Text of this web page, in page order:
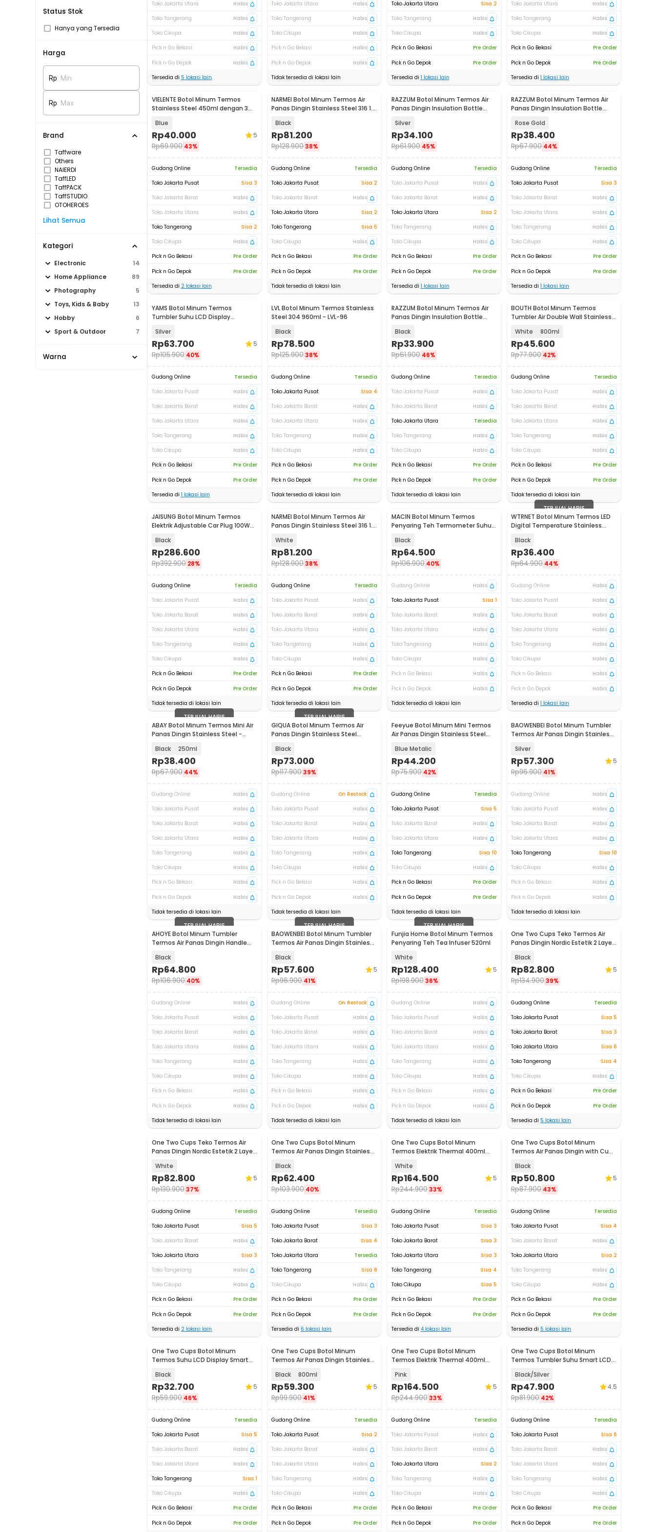
Status Stok
Hanya yang Tersedia
Harga
Rp Min
Rp Max
Brand
Taffware
Others
NAIERDI
TaffLED
TaffPACK
TaffSTUDIO
OTOHEROES
Lihat Semua
Kategori
Electronic
14
Home Appliance
89
Photography
5
Toys, Kids & Baby
13
Hobby
6
Sport & Outdoor
7
Warna
Toko Jakarta Utara
Habis
Toko Tangerang
Habis
Toko Cikupa
Habis
Pick n Go Bekasi
Habis
Pick n Go Depok
Habis
Tersedia di 5 lokasi lain
Toko Jakarta Utara
Habis
Toko Tangerang
Habis
Toko Cikupa
Habis
Pick n Go Bekasi
Habis
Pick n Go Depok
Habis
Tidak tersedia di lokasi lain
Toko Jakarta Utara
Sisa 2
Toko Tangerang
Habis
Toko Cikupa
Habis
Pick n Go Bekasi
Pre Order
Pick n Go Depok
Pre Order
Tersedia di 1 lokasi lain
Toko Jakarta Utara
Habis
Toko Tangerang
Habis
Toko Cikupa
Habis
Pick n Go Bekasi
Pre Order
Pick n Go Depok
Pre Order
Tersedia di 1 lokasi lain
VIELENTE Botol Minum Termos
Stainless Steel 450ml dengan 3
Blue
Rp40.000
Rp69.900 43%
5
Gudang Online
Tersedia
Toko Jakarta Pusat
Sisa 3
Toko Jakarta Barat
Habis
Toko Jakarta Utara
Habis
Toko Tangerang
Sisa 2
Toko Cikupa
Habis
Pick n Go Bekasi
Pre Order
Pick n Go Depok
Pre Order
Tersedia di 2lokasi lain
NARMEI Botol Minum Termos Air
Panas Dingin Stainless Steel 316 1.1L
Black
Rp81.200
Rp128.90038%
Gudang Online
Tersedia
Toko Jakarta Pusat
Sisa 2
Toko Jakarta Barat
Habis
Toko Jakarta Utara
Sisa 2
Toko Tangerang
Sisa 5
Toko Cikupa
Habis
Pick n Go Bekasi
Pre Order
Pick n Go Depok
Pre Order
Tidak tersedia di lokasi lain
RAZZUM Botol Minum Termos Air
Panas Dingin Insulation Bottle
Silver
Rp34.100
Rp61.900 45%
Gudang Online
Tersedia
Toko Jakarta Pusat
Habis
Toko Jakarta Barat
Habis
Toko Jakarta Utara
Sisa 2
Toko Tangerang
Habis
Toko Cikupa
Habis
Pick n Go Bekasi
Pre Order
Pick n Go Depok
Pre Order
Tersedia di 1 lokasi lain
RAZZUM Botol Minum Termos Air
Panas Dingin Insulation Bottle
Rose Gold
Rp38.400
Rp67.900 44%
Gudang Online
Tersedia
Toko Jakarta Pusat
Sisa 3
Toko Jakarta Barat
Habis
Toko Jakarta Utara
Habis
Toko Tangerang
Habis
Toko Cikupa
Habis
Pick n Go Bekasi
Pre Order
Pick n Go Depok
Pre Order
Tersedia di 1 lokasi lain
YAMS Botol Minum Termos
Tumbler Suhu LCD Display
Silver
Rp63.700
Rp105.900 40%
5
Gudang Online
Tersedia
Toko Jakarta Pusat
Habis
Toko Jakarta Barat
Habis
Toko Jakarta Utara
Habis
Toko Tangerang
Habis
Toko Cikupa
Habis
Pick n Go Bekasi
Pre Order
Pick n Go Depok
Pre Order
Tersedia di 1 lokasi lain
LVL Botol Minum Termos Stainless
Steel 304 960ml - LVL-96
Black
Rp78.500
Rp125.90038%
Gudang Online
Tersedia
Toko Jakarta Pusat
Sisa 4
Toko Jakarta Barat
Habis
Toko Jakarta Utara
Habis
Toko Tangerang
Habis
Toko Cikupa
Habis
Pick n Go Bekasi
Pre Order
Pick n Go Depok
Pre Order
Tidak tersedia di lokasi lain
RAZZUM Botol Minum Termos Air
Panas Dingin Insulation Bottle
Black
Rp33.900
Rp61.900 46%
Gudang Online
Tersedia
Toko Jakarta Pusat
Habis
Toko Jakarta Barat
Habis
Toko Jakarta Utara
Tersedia
Toko Tangerang
Habis
Toko Cikupa
Habis
Pick n Go Bekasi
Pre Order
Pick n Go Depok
Pre Order
Tidak tersedia di lokasi lain
BOUTH Botol Minum Termos
Tumbler Air Double Wall Stainless
White 800ml
Rp45.600
Rp77.900 42%
Gudang Online
Tersedia
Toko Jakarta Pusat
Habis
Toko Jakarta Barat
Habis
Toko Jakarta Utara
Habis
Toko Tangerang
Habis
Toko Cikupa
Habis
Pick n Go Bekasi
Pre Order
Pick n Go Depok
Pre Order
Tidak tersedia di lokasi lain
JAISUNG Botol Minum Termos
Elektrik Adjustable Car Plug 100W
Black
Rp286.600
Rp392.900 28%
Gudang Online
Tersedia
Toko Jakarta Pusat
Habis
Toko Jakarta Barat
Habis
Toko Jakarta Utara
Habis
Toko Tangerang
Habis
Toko Cikupa
Habis
Pick n Go Bekasi
Pre Order
Pick n Go Depok
Pre Order
Tidak tersedia di lokasi lain
NARMEI Botol Minum Termos Air
Panas Dingin Stainless Steel 316 1.1L
White
Rp81.200
Rp128.90038%
Gudang Online
Tersedia
Toko Jakarta Pusat
Habis
Toko Jakarta Barat
Habis
Toko Jakarta Utara
Habis
Toko Tangerang
Habis
Toko Cikupa
Habis
Pick n Go Bekasi
Pre Order
Pick n Go Depok
Pre Order
Tidak tersedia di lokasi lain
MACIN Botol Minum Termos
Penyaring Teh Termometer Suhu
Black
Rp64.500
Rp106.900 40%
Gudang Online
Habis
Toko Jakarta Pusat
Sisa 1
Toko Jakarta Barat
Habis
Toko Jakarta Utara
Habis
Toko Tangerang
Habis
Toko Cikupa
Habis
Pick n Go Bekasi
Habis
Pick n Go Depok
Habis
Tidak tersedia di lokasi lain
TERJUAL HABIS
WTRNET Botol Minum Termos LED
Digital Temperature Stainless
Black
Rp36.400
Rp64.900 44%
Gudang Online
Habis
Toko Jakarta Pusat
Habis
Toko Jakarta Barat
Habis
Toko Jakarta Utara
Habis
Toko Tangerang
Habis
Toko Cikupa
Habis
Pick n Go Bekasi
Habis
Pick n Go Depok
Habis
Tersedia di 1 lokasi lain
TERJUAL HABIS
ABAY Botol Minum Termos Mini Air
Panas Dingin Stainless Steel -
Black 250ml
Rp38.400
Rp67.900 44%
Gudang Online
Habis
Toko Jakarta Pusat
Habis
Toko Jakarta Barat
Habis
Toko Jakarta Utara
Habis
Toko Tangerang
Habis
Toko Cikupa
Habis
Pick n Go Bekasi
Habis
Pick n Go Depok
Habis
Tidak tersedia di lokasi lain
TERJUAL HABIS
GIQUA Botol Minum Termos Air
Panas Dingin Stainless Steel
Black
Rp73.000
Rp117.90039%
Gudang Online
On Restock
Toko Jakarta Pusat
Habis
Toko Jakarta Barat
Habis
Toko Jakarta Utara
Habis
Toko Tangerang
Habis
Toko Cikupa
Habis
Pick n Go Bekasi
Habis
Pick n Go Depok
Habis
Tidak tersedia di lokasi lain
Feeyue Botol Minum Mini Termos
Air Panas Dingin Stainless Steel
Blue Metalic
Rp44.200
Rp75.900 42%
Gudang Online
Tersedia
Toko Jakarta Pusat
Sisa 5
Toko Jakarta Barat
Habis
Toko Jakarta Utara
Habis
Toko Tangerang
Sisa 10
Toko Cikupa
Habis
Pick n Go Bekasi
Pre Order
Pick n Go Depok
Pre Order
Tidak tersedia di lokasi lain
BAOWENBEI Botol Minum Tumbler
Termos Air Panas Dingin Stainless
Silver
Rp57.300
Rp96.900 41%
5
Gudang Online
Habis
Toko Jakarta Pusat
Habis
Toko Jakarta Barat
Habis
Toko Jakarta Utara
Habis
Toko Tangerang
Sisa 10
Toko Cikupa
Habis
Pick n Go Bekasi
Habis
Pick n Go Depok
Habis
Tidak tersedia di lokasi lain
TERJUAL HABIS
AHOYE Botol Minum Tumbler
Termos Air Panas Dingin Handle
Black
Rp64.800
Rp106.900 40%
Gudang Online
Habis
Toko Jakarta Pusat
Habis
Toko Jakarta Barat
Habis
Toko Jakarta Utara
Habis
Toko Tangerang
Habis
Toko Cikupa
Habis
Pick n Go Bekasi
Habis
Pick n Go Depok
Habis
Tidak tersedia di lokasi lain
TERJUAL HABIS
BAOWENBEI Botol Minum Tumbler
Termos Air Panas Dingin Stainless
Black
Rp57.600
Rp96.900 41%
5
Gudang Online
On Restock
Toko Jakarta Pusat
Habis
Toko Jakarta Barat
Habis
Toko Jakarta Utara
Habis
Toko Tangerang
Habis
Toko Cikupa
Habis
Pick n Go Bekasi
Habis
Pick n Go Depok
Habis
Tidak tersedia di lokasi lain
TERJUAL HABIS
Funjia Home Botol Minum Termos
Penyaring Teh Tea Infuser 520ml
White
Rp128.400
Rp198.900 36%
5
Gudang Online
Habis
Toko Jakarta Pusat
Habis
Toko Jakarta Barat
Habis
Toko Jakarta Utara
Habis
Toko Tangerang
Habis
Toko Cikupa
Habis
Pick n Go Bekasi
Habis
Pick n Go Depok
Habis
Tidak tersedia di lokasi lain
One Two Cups Teko Termos Air
Panas Dingin Nordic Estetik 2 Layer
Black
Rp82.800
Rp134.90039%
5
Gudang Online
Tersedia
Toko Jakarta Pusat
Sisa 5
Toko Jakarta Barat
Sisa 3
Toko Jakarta Utara
Sisa 6
Toko Tangerang
Sisa 4
Toko Cikupa
Habis
Pick n Go Bekasi
Pre Order
Pick n Go Depok
Pre Order
Tersedia di 5 lokasi lain
One Two Cups Teko Termos Air
Panas Dingin Nordic Estetik 2 Layer
White
Rp82.800
Rp130.900 37%
5
Gudang Online
Tersedia
Toko Jakarta Pusat
Sisa 5
Toko Jakarta Barat
Habis
Toko Jakarta Utara
Sisa 3
Toko Tangerang
Habis
Toko Cikupa
Habis
Pick n Go Bekasi
Pre Order
Pick n Go Depok
Pre Order
Tersedia di 2lokasi lain
One Two Cups Botol Minum
Termos Air Panas Dingin Stainless
Black
Rp62.400
Rp103.900 40%
Gudang Online
Tersedia
Toko Jakarta Pusat
Sisa 3
Toko Jakarta Barat
Sisa 4
Toko Jakarta Utara
Tersedia
Toko Tangerang
Sisa 8
Toko Cikupa
Habis
Pick n Go Bekasi
Pre Order
Pick n Go Depok
Pre Order
Tersedia di 6 lokasi lain
One Two Cups Botol Minum
Termos Elektrik Thermal 400ml
White
Rp164.500
Rp244.900 33%
5
Gudang Online
Tersedia
Toko Jakarta Pusat
Sisa 3
Toko Jakarta Barat
Sisa 3
Toko Jakarta Utara
Sisa 3
Toko Tangerang
Sisa 4
Toko Cikupa
Sisa 5
Pick n Go Bekasi
Pre Order
Pick n Go Depok
Pre Order
Tersedia di 4lokasi lain
One Two Cups Botol Minum
Termos Air Panas Dingin with Cup
Black
Rp50.800
Rp87.900 43%
5
Gudang Online
Tersedia
Toko Jakarta Pusat
Sisa 4
Toko Jakarta Barat
Habis
Toko Jakarta Utara
Sisa 2
Toko Tangerang
Habis
Toko Cikupa
Habis
Pick n Go Bekasi
Pre Order
Pick n Go Depok
Pre Order
Tersedia di 5 lokasi lain
One Two Cups Botol Minum
Termos Suhu LCD Display Smart
Black
Rp32.700
Rp59.900 46%
5
Gudang Online
Tersedia
Toko Jakarta Pusat
Sisa 5
Toko Jakarta Barat
Habis
Toko Jakarta Utara
Habis
Toko Tangerang
Sisa 1
Toko Cikupa
Habis
Pick n Go Bekasi
Pre Order
Pick n Go Depok Pre Order
One Two Cups Botol Minum
Termos Air Panas Dingin Stainless
Black 800ml
Rp59.300
Rp99.900 41%
5
Gudang Online
Tersedia
Toko Jakarta Pusat
Sisa 2
Toko Jakarta Barat
Habis
Toko Jakarta Utara
Habis
Toko Tangerang
Habis
Toko Cikupa
Habis
Pick n Go Bekasi
Pre Order
Pick n Go Depok Pre Order
One Two Cups Botol Minum
Termos Elektrik Thermal 400ml
Pink
Rp164.500
Rp244.900 33%
5
Gudang Online
Tersedia
Toko Jakarta Pusat
Habis
Toko Jakarta Barat
Habis
Toko Jakarta Utara
Sisa 2
Toko Tangerang
Habis
Toko Cikupa
Habis
Pick n Go Bekasi
Pre Order
Pick n Go Depok Pre Order
One Two Cups Botol Minum
Termos Tumbler Suhu Smart LCD
Black/Silver
Rp47.900
Rp81.900 42%
4.5
Gudang Online
Tersedia
Toko Jakarta Pusat
Sisa 6
Toko Jakarta Barat
Habis
Toko Jakarta Utara
Habis
Toko Tangerang
Habis
Toko Cikupa
Habis
Pick n Go Bekasi
Pre Order
Pick n Go Depok Pre Order